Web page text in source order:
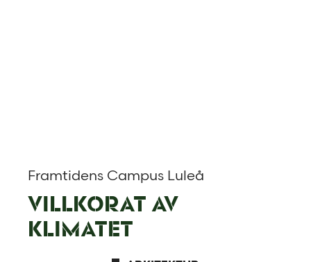
Framtidens Campus Luleå
VILLKORAT AV
KLIMATET